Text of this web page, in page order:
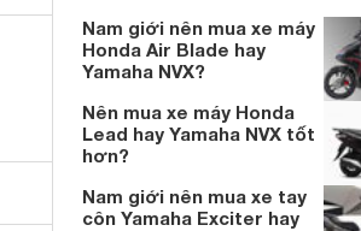
Nam giới nên mua xe máy
Honda Air Blade hay
Yamaha NVX?
Nên mua xe máy Honda
Lead hay Yamaha NVX tốt
hơn?
Nam giới nên mua xe tay
côn Yamaha Exciter hay